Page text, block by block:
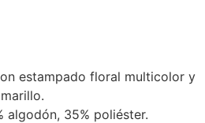
estampado floral multicolor y
algodón, 35% poliéster.